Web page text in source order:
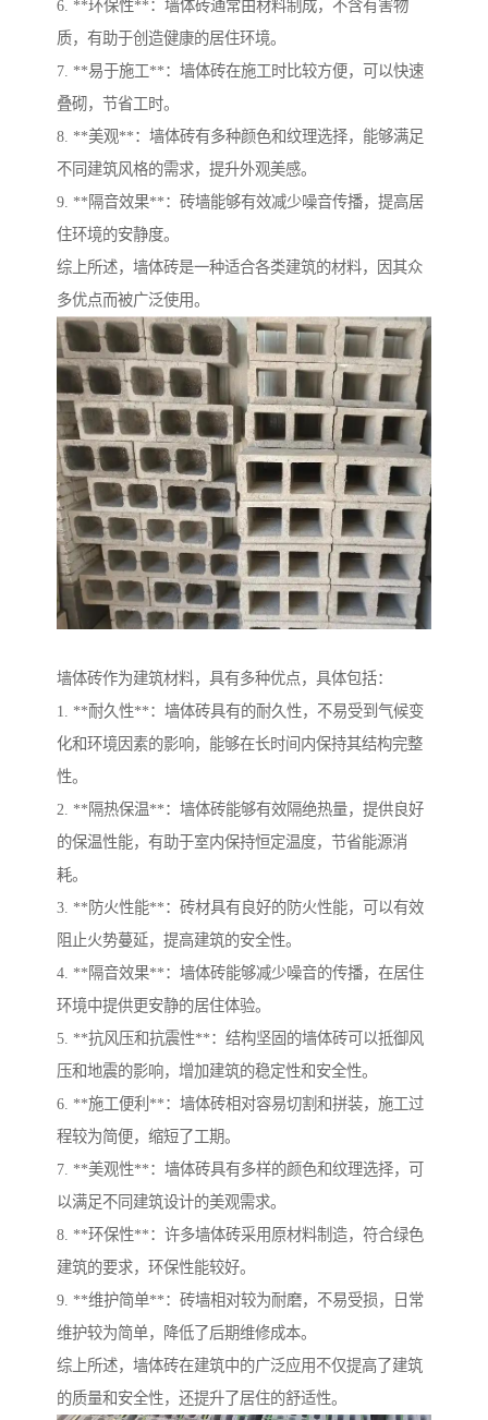
6. **环保性**：墙体砖通常由材料制成，不含有害物
质，有助于创造健康的居住环境。
7. **易于施工**：墙体砖在施工时比较方便，可以快速
叠砌，节省工时。
8. **美观**：墙体砖有多种颜色和纹理选择，能够满足
不同建筑风格的需求，提升外观美感。
9. **隔音效果**：砖墙能够有效减少噪音传播，提高居
住环境的安静度。
综上所述，墙体砖是一种适合各类建筑的材料，因其众
多优点而被广泛使用。
墙体砖作为建筑材料，具有多种优点，具体包括：
1. **耐久性**：墙体砖具有的耐久性，不易受到气候变
化和环境因素的影响，能够在长时间内保持其结构完整
性。
2. **隔热保温**：墙体砖能够有效隔绝热量，提供良好
的保温性能，有助于室内保持恒定温度，节省能源消
耗。
3. **防火性能**：砖材具有良好的防火性能，可以有效
阻止火势蔓延，提高建筑的安全性。
4. **隔音效果**：墙体砖能够减少噪音的传播，在居住
环境中提供更安静的居住体验。
5. **抗风压和抗震性**：结构坚固的墙体砖可以抵御风
压和地震的影响，增加建筑的稳定性和安全性。
6. **施工便利**：墙体砖相对容易切割和拼装，施工过
程较为简便，缩短了工期。
7. **美观性**：墙体砖具有多样的颜色和纹理选择，可
以满足不同建筑设计的美观需求。
8. **环保性**：许多墙体砖采用原材料制造，符合绿色
建筑的要求，环保性能较好。
9. **维护简单**：砖墙相对较为耐磨，不易受损，日常
维护较为简单，降低了后期维修成本。
综上所述，墙体砖在建筑中的广泛应用不仅提高了建筑
的质量和安全性，还提升了居住的舒适性。